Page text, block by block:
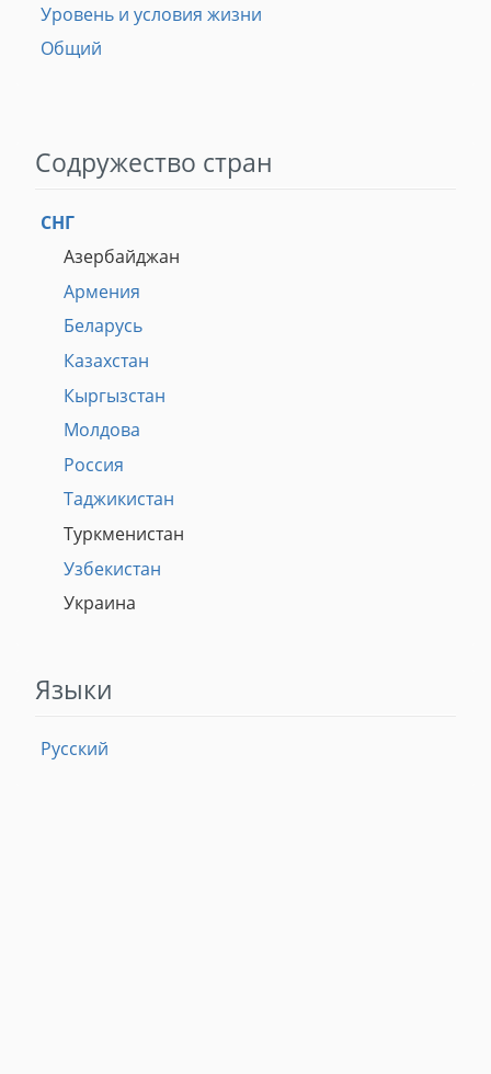
Уровень и условия жизни
Общий
Содружество стран
СНГ
Азербайджан
Армения
Беларусь
Казахстан
Кыргызстан
Молдова
Россия
Таджикистан
Туркменистан
Узбекистан
Украина
Языки
Русский